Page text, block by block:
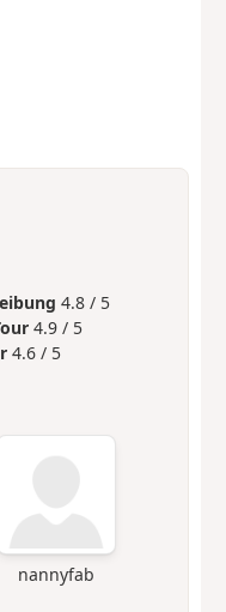
4.8 / 5
4.9 / 5
4.6 / 5
nannyfab